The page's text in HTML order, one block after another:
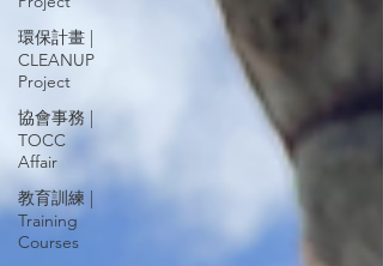
環保計畫 |
CLEANUP
Project
協會事務 |
TOCC
Affair
教育訓練 |
Training
Courses